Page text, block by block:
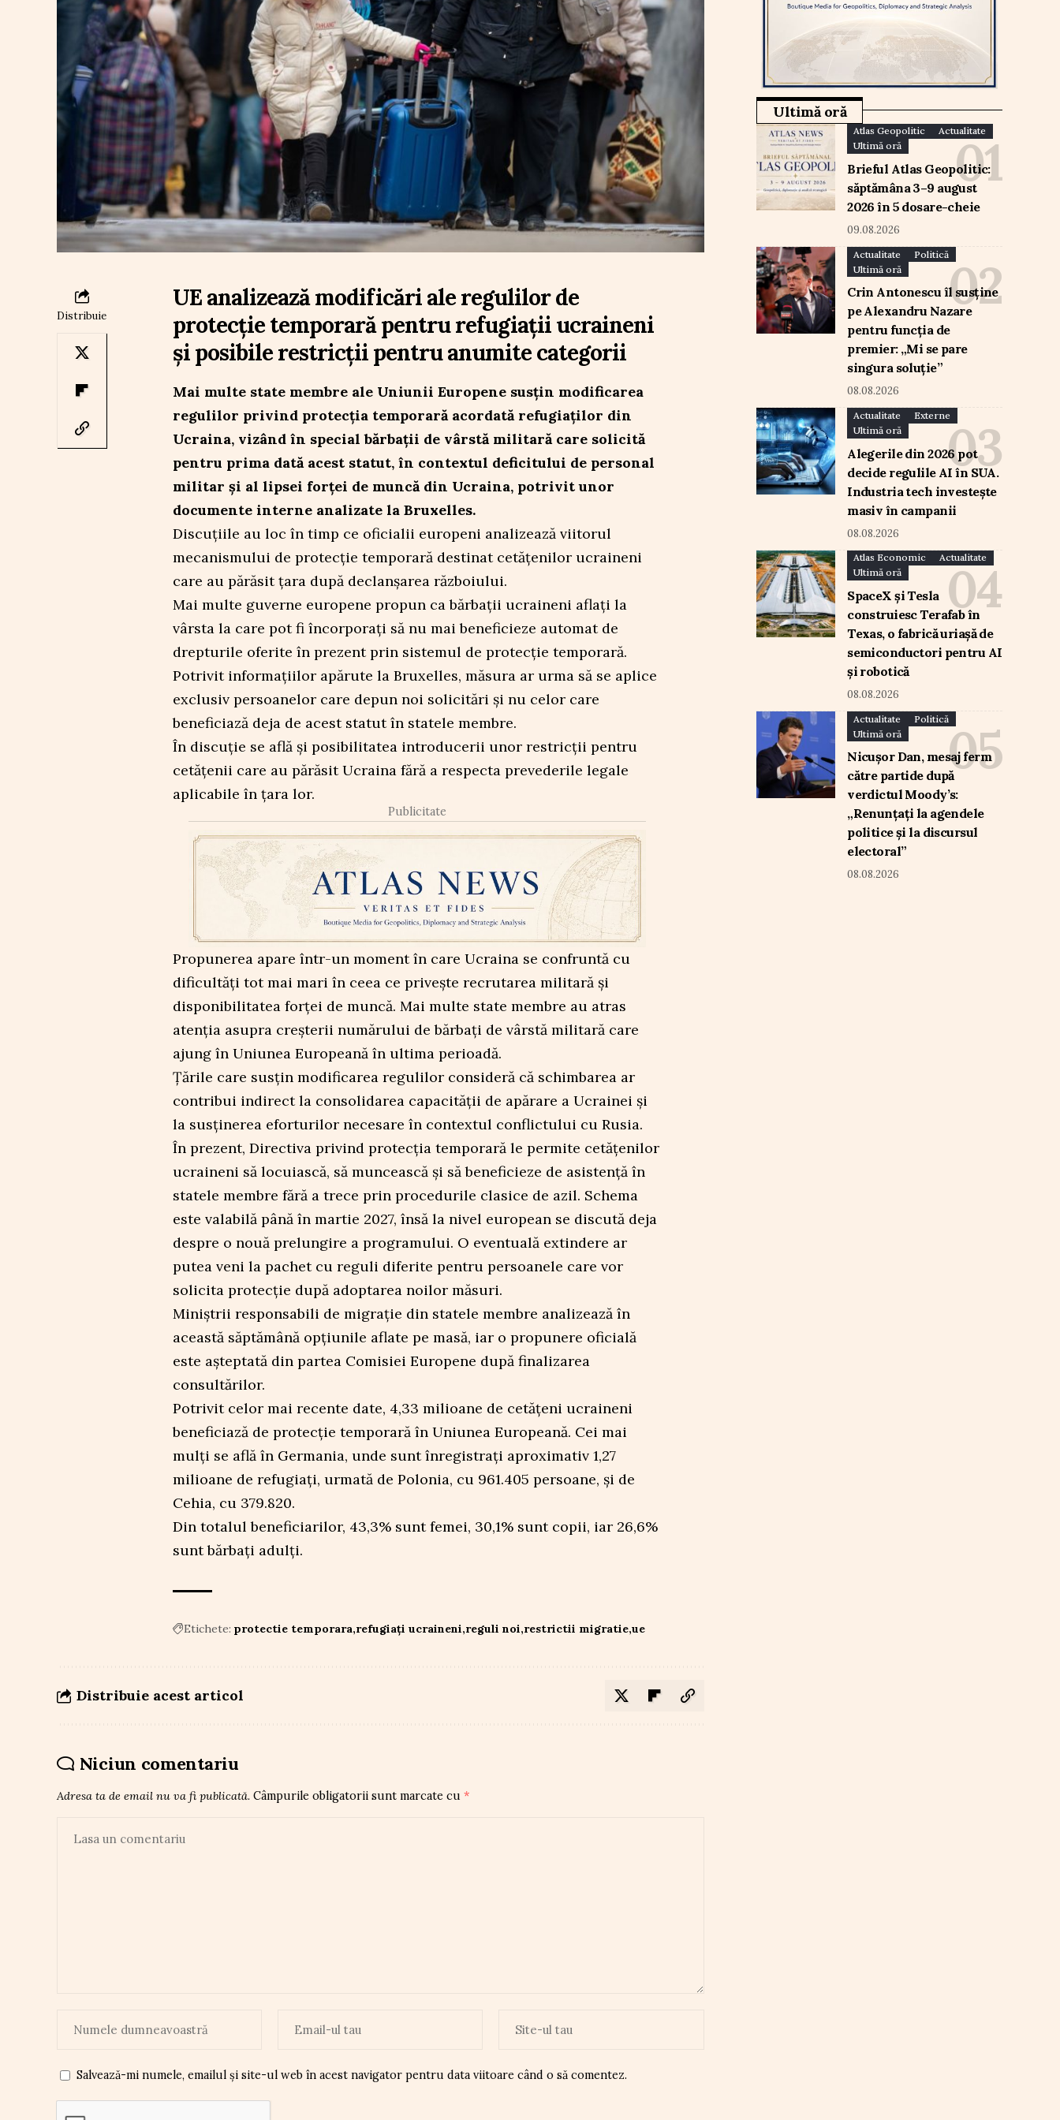
Distribuie
UE analizează modificări ale regulilor de
protecție temporară pentru refugiații ucraineni
și posibile restricții pentru anumite categorii
Mai multe state membre ale Uniunii Europene susțin modificarea
regulilor privind protecția temporară acordată refugiaților din
Ucraina, vizând în special bărbații de vârstă militară care solicită
pentru prima dată acest statut, în contextul deficitului de personal
militar și al lipsei forței de muncă din Ucraina, potrivit unor
documente interne analizate la Bruxelles.
Discuțiile au loc în timp ce oficialii europeni analizează viitorul
mecanismului de protecție temporară destinat cetățenilor ucraineni
care au părăsit țara după declanșarea războiului.
Mai multe guverne europene propun ca bărbații ucraineni aflați la
vârsta la care pot fi încorporați să nu mai beneficieze automat de
drepturile oferite în prezent prin sistemul de protecție temporară.
Potrivit informațiilor apărute la Bruxelles, măsura ar urma să se aplice
exclusiv persoanelor care depun noi solicitări și nu celor care
beneficiază deja de acest statut în statele membre.
În discuție se află și posibilitatea introducerii unor restricții pentru
cetățenii care au părăsit Ucraina fără a respecta prevederile legale
aplicabile în țara lor.
Publicitate
Propunerea apare într-un moment în care Ucraina se confruntă cu
dificultăți tot mai mari în ceea ce privește recrutarea militară și
disponibilitatea forței de muncă. Mai multe state membre au atras
atenția asupra creșterii numărului de bărbați de vârstă militară care
ajung în Uniunea Europeană în ultima perioadă.
Țările care susțin modificarea regulilor consideră că schimbarea ar
contribui indirect la consolidarea capacității de apărare a Ucrainei și
la susținerea eforturilor necesare în contextul conflictului cu Rusia.
În prezent, Directiva privind protecția temporară le permite cetățenilor
ucraineni să locuiască, să muncească și să beneficieze de asistență în
statele membre fără a trece prin procedurile clasice de azil. Schema
este valabilă până în martie 2027, însă la nivel european se discută deja
despre o nouă prelungire a programului. O eventuală extindere ar
putea veni la pachet cu reguli diferite pentru persoanele care vor
solicita protecție după adoptarea noilor măsuri.
Miniștrii responsabili de migrație din statele membre analizează în
această săptămână opțiunile aflate pe masă, iar o propunere oficială
este așteptată din partea Comisiei Europene după finalizarea
consultărilor.
Potrivit celor mai recente date, 4,33 milioane de cetățeni ucraineni
beneficiază de protecție temporară în Uniunea Europeană. Cei mai
mulți se află în Germania, unde sunt înregistrați aproximativ 1,27
milioane de refugiați, urmată de Polonia, cu 961.405 persoane, și de
Cehia, cu 379.820.
Din totalul beneficiarilor, 43,3% sunt femei, 30,1% sunt copii, iar 26,6%
sunt bărbați adulți.
Etichete: protectie temporara refugiați ucraineni reguli noi restrictii migratie ue
Distribuie acest articol
Niciun comentariu
Adresa ta de email nu va fi publicată. Câmpurile obligatorii sunt marcate cu *
Salvează-mi numele, emailul și site-ul web în acest navigator pentru data viitoare când o să comentez.
Ultimă oră
Atlas Geopolitic
Actualitate
Ultimă oră
Brieful Atlas Geopolitic:
săptămâna 3–9 august
2026 în 5 dosare-cheie
09.08.2026
Actualitate
Politică
Ultimă oră
Crin Antonescu îl susține
pe Alexandru Nazare
pentru funcția de
premier: „Mi se pare
singura soluție”
08.08.2026
Actualitate
Externe
Ultimă oră
Alegerile din 2026 pot
decide regulile AI în SUA.
Industria tech investește
masiv în campanii
08.08.2026
Atlas Economic
Actualitate
Ultimă oră
SpaceX și Tesla
construiesc Terafab în
Texas, o fabrică uriașă de
semiconductori pentru AI
și robotică
08.08.2026
Actualitate
Politică
Ultimă oră
Nicușor Dan, mesaj ferm
către partide după
verdictul Moody’s:
„Renunțați la agendele
politice și la discursul
electoral”
08.08.2026